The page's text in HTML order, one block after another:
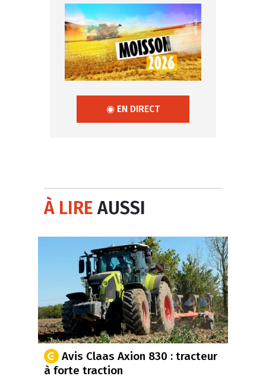
◉ EN DIRECT
À LIREAUSSI
Avis Claas Axion 830 : tracteur
à forte traction